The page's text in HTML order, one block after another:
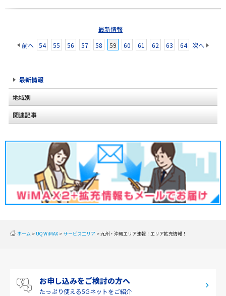
最新情報
前へ 54 55 56 57 58 59 60 61 62 63 64 次へ
最新情報
地域別
北海道
甲信越
北陸
九州・沖縄
関連記事
ホーム UQ WiMAX サービスエリア 九州・沖縄エリア速報！エリア拡充情報！
お申し込みをご検討の方へ
たっぷり使える5Gネットをご紹介